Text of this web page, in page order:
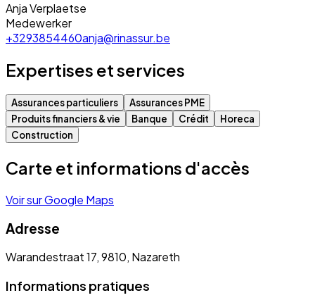
Anja Verplaetse
Medewerker
+3293854460anja@rinassur.be
Expertises et services
Assurances particuliers
Assurances PME
Produits financiers & vie
Banque Crédit
Horeca
Construction
Carte et informations d'accès
Voir sur Google Maps
Adresse
Warandestraat 17, 9810, Nazareth
Informations pratiques